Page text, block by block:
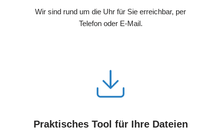
Wir sind rund um die Uhr für Sie erreichbar, per
Telefon oder E-Mail.
Praktisches Tool für Ihre Dateien